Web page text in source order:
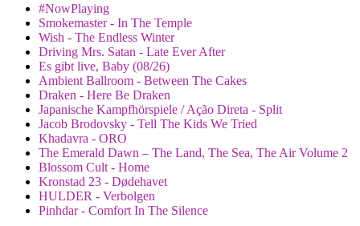
#NowPlaying
Smokemaster - In The Temple
Wish - The Endless Winter
Driving Mrs. Satan - Late Ever After
Es gibt live, Baby (08/26)
Ambient Ballroom - Between The Cakes
Draken - Here Be Draken
Japanische Kampfhörspiele / Ação Direta - Split
Jacob Brodovsky - Tell The Kids We Tried
Khadavra - ORO
The Emerald Dawn – The Land, The Sea, The Air Volume 2
Blossom Cult - Home
Kronstad 23 - Dødehavet
HULDER - Verbolgen
Pinhdar - Comfort In The Silence